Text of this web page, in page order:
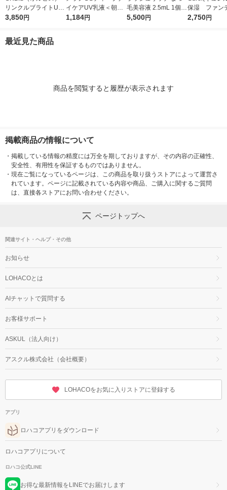
リンクルブライトUV
プロテクター N 50g
3,850円
イケアUV乳液＜朝用
日焼け止め乳液＞50g
1,184円
毛美容液 2.5mL 1個
ロート製薬
5,500円
保湿 ファン
止ベース 30
2,750円
最近見た商品
商品を閲覧すると履歴が表示されます
掲載商品の情報について
・ 掲載している情報の精度には万全を期しておりますが、その内容の正確性、
安全性、有用性を保証するものではありません。
・ 現在ご覧になっているページは、この商品を取り扱うストアによって運営さ
れています。ページに記載されている内容や商品、ご購入に関するご質問
は、直接各ストアにお問い合わせください。
ページトップへ
関連サイト・ヘルプ・その他
お知らせ
LOHACOとは
AIチャットで質問する
お客様サポート
ASKUL（法人向け）
アスクル株式会社（会社概要）
LOHACOをお気に入りストアに登録する
アプリ
ロハコアプリをダウンロード
ロハコアプリについて
ロハコ公式LINE
お得な最新情報をLINEでお届けします